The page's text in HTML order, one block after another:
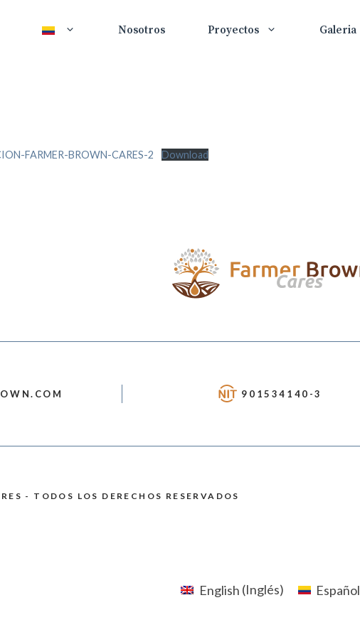
Nosotros Proyectos Galeria
FARMER-BROWN-CARES-2 Download
901534140-3
- TODOS LOS DERECHOS RESERVADOS
English (Inglés) Español